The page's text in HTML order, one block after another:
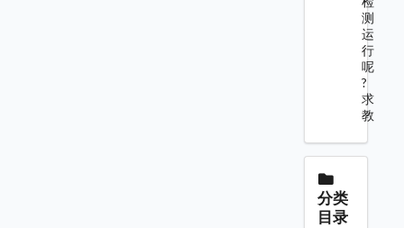
测
运
行
呢
?
求
教
分类
目录